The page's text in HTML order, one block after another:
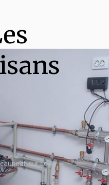
sur Loire